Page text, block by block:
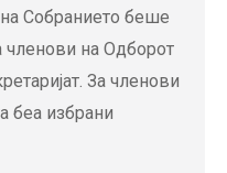
Собранието беше
членови на Одборот
За членови
беа избрани